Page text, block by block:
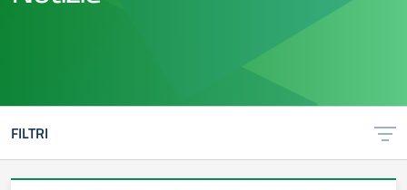
FILTRI